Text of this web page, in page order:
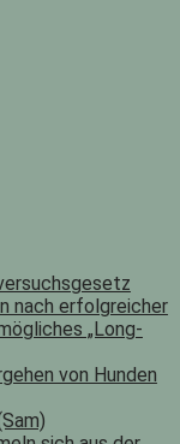
nach erfolgreicher
„Long-
von Hunden